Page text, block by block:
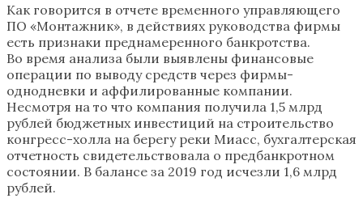
Как говорится в отчете временного управляющего
ПО «Монтажник», в действиях руководства фирмы
есть признаки преднамеренного банкротства.
Во время анализа были выявлены финансовые
операции по выводу средств через фирмы-
однодневки и аффилированные компании.
Несмотря на то что компания получила 1,5 млрд
рублей бюджетных инвестиций на строительство
конгресс-холла на берегу реки Миасс, бухгалтерская
отчетность свидетельствовала о предбанкротном
состоянии. В балансе за 2019 год исчезли 1,6 млрд
рублей.